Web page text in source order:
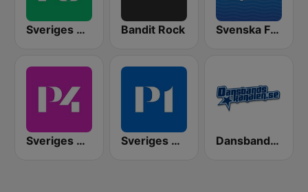
Sveriges Radio P3 Bandit Rock Svenska Favoriter
Sveriges Radio P4 Göteborg Sveriges Radio P1 Dansbandskanalen